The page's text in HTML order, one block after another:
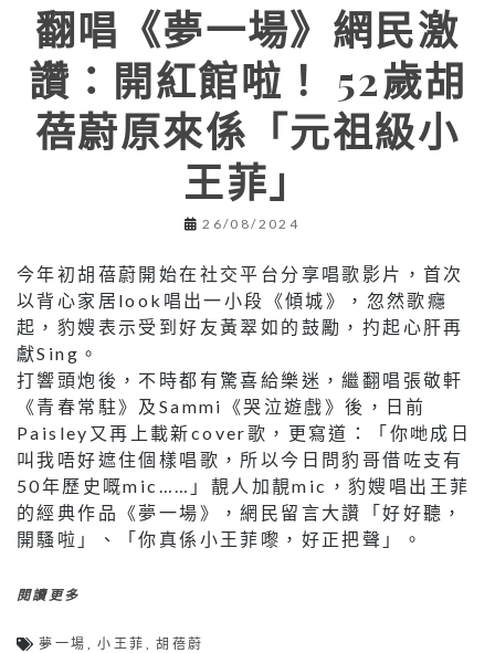
翻唱《夢一場》網民激
讚：開紅館啦！ 52歲胡
蓓蔚原來係「元祖級小
王菲」
26/08/2024
今年初胡蓓蔚開始在社交平台分享唱歌影片，首次
以背心家居look唱出一小段《傾城》，忽然歌癮
起，豹嫂表示受到好友黃翠如的鼓勵，扚起心肝再
獻Sing。
打響頭炮後，不時都有驚喜給樂迷，繼翻唱張敬軒
《青春常駐》及Sammi《哭泣遊戲》後，日前
Paisley又再上載新cover歌，更寫道：「你哋成日
叫我唔好遮住個樣唱歌，所以今日問豹哥借咗支有
50年歷史嘅mic……」靚人加靚mic，豹嫂唱出王菲
的經典作品《夢一場》，網民留言大讚「好好聽，
開騷啦」、「你真係小王菲嚟，好正把聲」。
閱讀更多
夢一場 ,小王菲 ,胡蓓蔚